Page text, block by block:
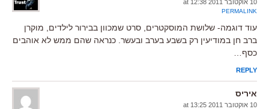
10 אוקטובר 2011 at 12:38
PERMALINK
עוד דוגמה- שלושת המוסקטרים, סרט שמכוון בבירור לילדים, מוקרן
ברב חן במודיעין רק בשבע בערב ובעשר. כנראה שהם ממש לא אוהבים
כסף…
REPLY
איריס
10 אוקטובר 2011 at 13:25